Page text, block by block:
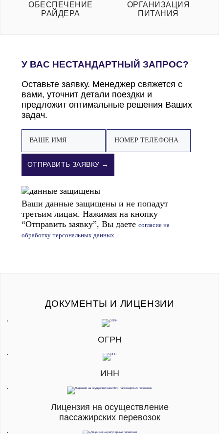
ОБЕСПЕЧЕНИЕ
РАЙДЕРА
ОРГАНИЗАЦИЯ
ПИТАНИЯ
У ВАС НЕСТАНДАРТНЫЙ ЗАПРОС?
Оставьте заявку. Менеджер свяжется с
вами, уточнит детали поездки и
предложит оптимальные решения Ваших
задач.
ОТПРАВИТЬ ЗАЯВКУ →
Ваши данные защищены и не попадут
третьим лицам. Нажимая на кнопку
“Отправить заявку”, Вы даете согласие на
обработку персональных данных.
ДОКУМЕНТЫ И ЛИЦЕНЗИИ
ОГРН
ИНН
Лицензия на осуществление
пассажирских перевозок